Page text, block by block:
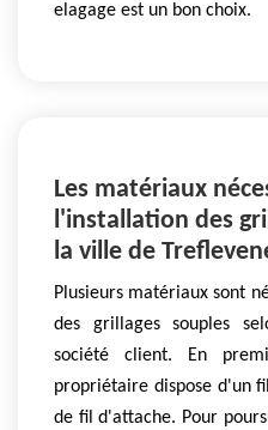
elagage est un bon choix.
Les matériaux
l'installation des
la ville de
Plusieurs matériaux sont
des grillages souples
société client. En
propriétaire dispose d'un
de fil d'attache. Pour